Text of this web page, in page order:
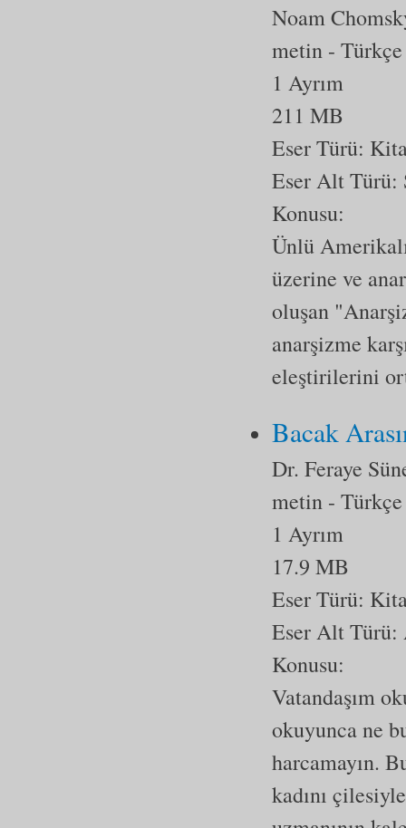
Noam
metin - Türkçe
1 Ayrım
211 MB
Eser Türü:
Eser Alt Türü:
Konusu:
Ünlü
üzerine ve
oluşan
anarşizme
eleştirilerini
Bacak
Dr. Feraye
metin - Türkçe
1 Ayrım
17.9 MB
Eser Türü:
Eser Alt Türü:
Konusu:
Vatandaşım
okuyunca ne
harcamayın.
kadını